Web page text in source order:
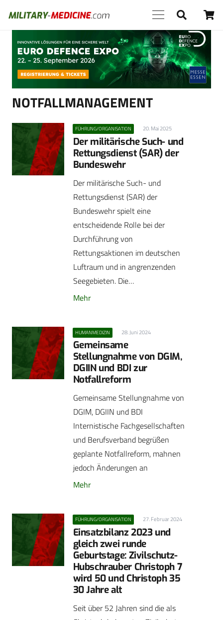
Anzeige
NOTFALLMANAGEMENT
FÜHRUNG/ORGANISATION 20. Mai 2025
Der militärische Such- und
Rettungsdienst (SAR) der
Bundeswehr
Der militärische Such- und
Rettungsdienst (SAR) der
Bundeswehr spielt eine
entscheidende Rolle bei der
Durchführung von
Rettungsaktionen im deutschen
Luftraum und in angrenzenden
Seegebieten. Die…
Mehr
HUMANMEDIZIN 28. Juni 2024
Gemeinsame
Stellungnahme von DGIM,
DGIIN und BDI zur
Notfallreform
Gemeinsame Stellungnahme von
DGIM, DGIIN und BDI
Internistische Fachgesellschaften
und Berufsverband begrüßen
geplante Notfallreform, mahnen
jedoch Änderungen an
Mehr
FÜHRUNG/ORGANISATION 27. Februar 2024
Einsatzbilanz 2023 und
gleich zwei runde
Geburtstage: Zivilschutz-
Hubschrauber Christoph 7
wird 50 und Christoph 35
30 Jahre alt
Seit über 52 Jahren sind die als